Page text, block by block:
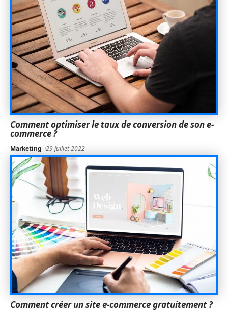
Comment optimiser le taux de conversion de son e-
commerce ?
Marketing 29 juillet 2022
Comment créer un site e-commerce gratuitement ?